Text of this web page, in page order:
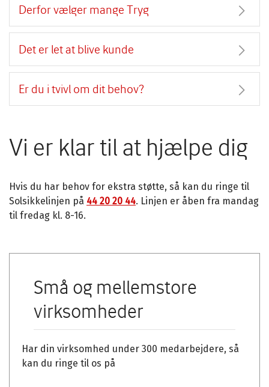
Derfor vælger mange Tryg
Det er let at blive kunde
Er du i tvivl om dit behov?
Vi er klar til at hjælpe dig
Hvis du har behov for ekstra støtte, så kan du ringe til
Solsikkelinjen på 44 20 20 44. Linjen er åben fra mandag
til fredag kl. 8-16.
Små og mellemstore
virksomheder
Har din virksomhed under 300 medarbejdere, så
kan du ringe til os på